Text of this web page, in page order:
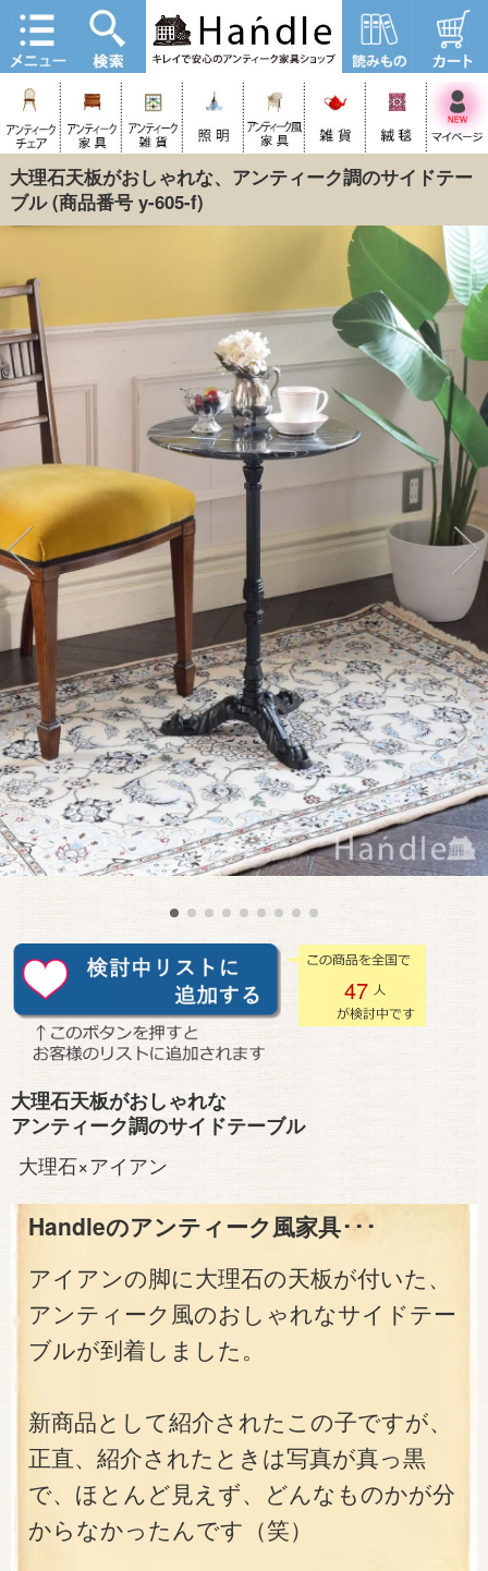
大理石天板がおしゃれな、アンティーク調のサイドテー
ブル(商品番号 y-605-f)
47
大理石天板がおしゃれな
アンティーク調のサイドテーブル
大理石×アイアン
Handleのアンティーク風家具･･･
アイアンの脚に大理石の天板が付いた、
アンティーク風のおしゃれなサイドテー
ブルが到着しました。
新商品として紹介されたこの子ですが、
正直、紹介されたときは写真が真っ黒
で、ほとんど見えず、どんなものかが分
からなかったんです（笑）